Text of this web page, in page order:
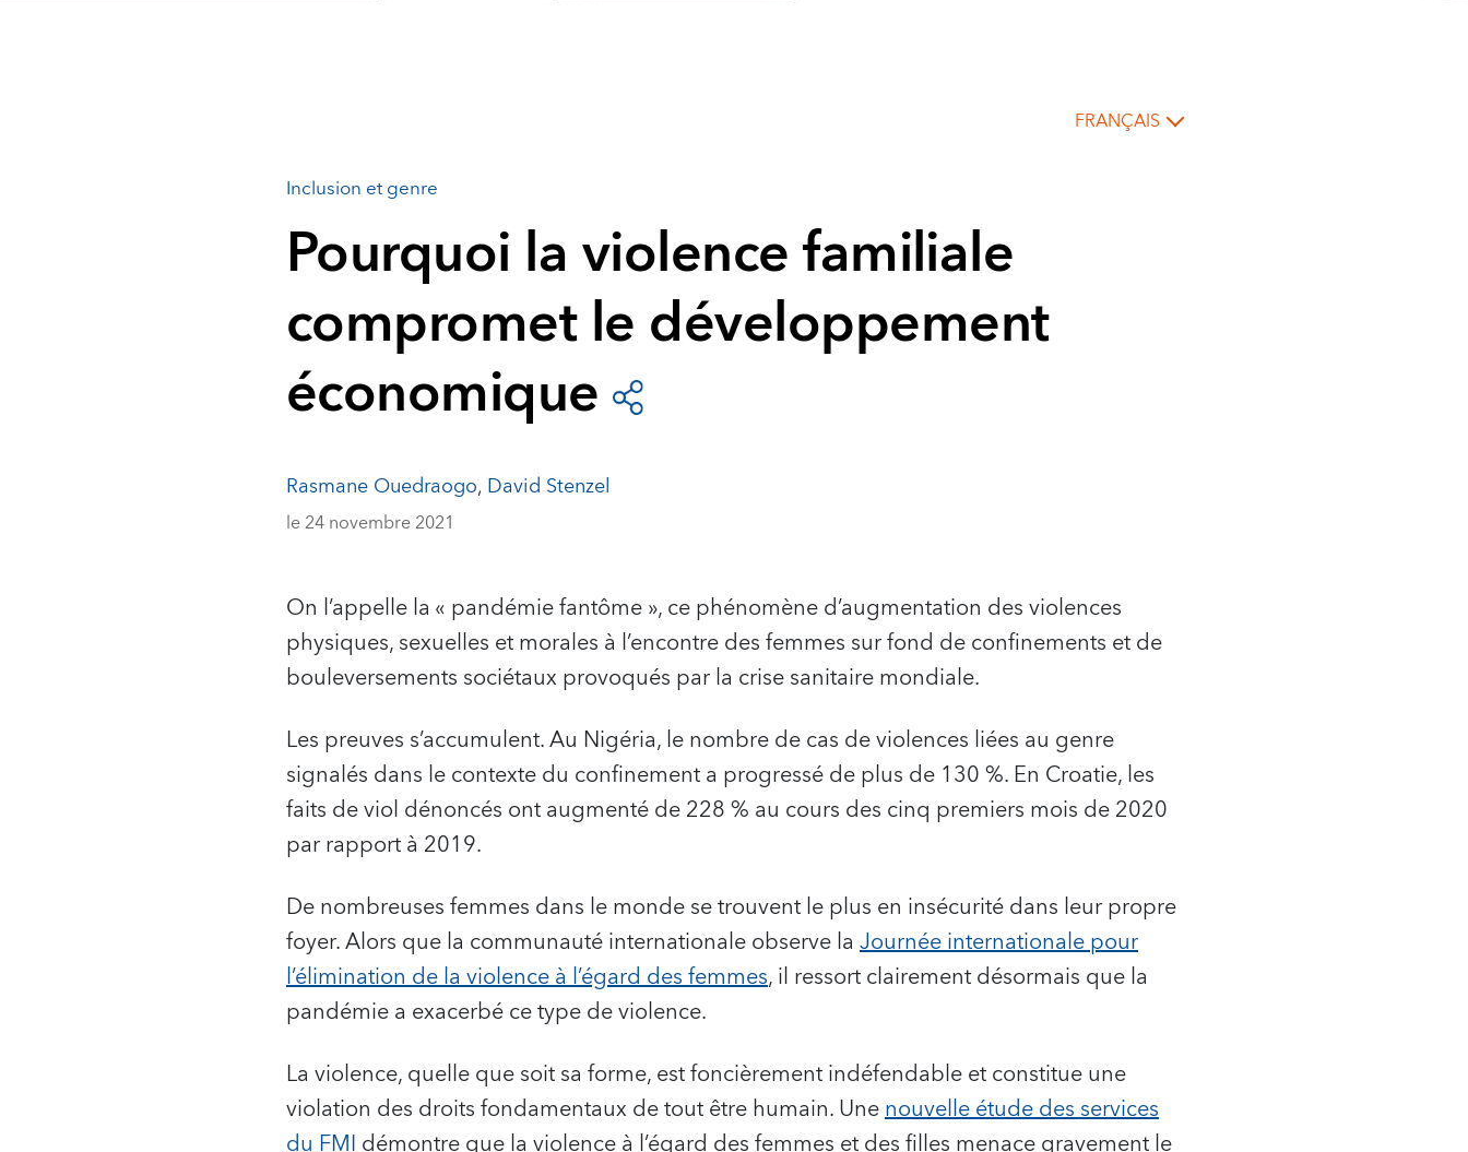
FRANÇAIS
Inclusion et genre
Pourquoi la violence familiale
compromet le développement
économique
Rasmane Ouedraogo,David Stenzel
le 24 novembre 2021
On l’appelle la « pandémie fantôme », ce phénomène d’augmentation des violences
physiques, sexuelles et morales à l’encontre des femmes sur fond de confinements et de
bouleversements sociétaux provoqués par la crise sanitaire mondiale.
Les preuves s’accumulent. Au Nigéria, le nombre de cas de violences liées au genre
signalés dans le contexte du confinement a progressé de plus de 130 %. En Croatie, les
faits de viol dénoncés ont augmenté de 228 % au cours des cinq premiers mois de 2020
par rapport à 2019.
De nombreuses femmes dans le monde se trouvent le plus en insécurité dans leur propre
foyer. Alors que la communauté internationale observe la Journée internationale pour
l’élimination de la violence à l’égard des femmes, il ressort clairement désormais que la
pandémie a exacerbé ce type de violence.
La violence, quelle que soit sa forme, est foncièrement indéfendable et constitue une
violation des droits fondamentaux de tout être humain. Unenouvelle étude des services
du FMIdémontre que la violence à l’égard des femmes et des filles menace gravement le